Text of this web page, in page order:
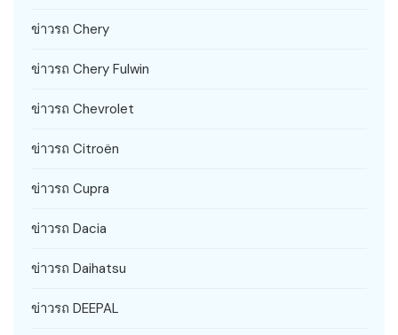
ข่าวรถ Chery
ข่าวรถ Chery Fulwin
ข่าวรถ Chevrolet
ข่าวรถ Citroën
ข่าวรถ Cupra
ข่าวรถ Dacia
ข่าวรถ Daihatsu
ข่าวรถ DEEPAL